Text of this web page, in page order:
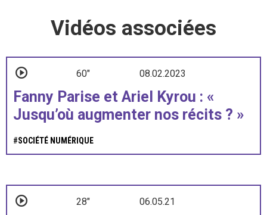
Vidéos associées
60" 08.02.2023
Fanny Parise et Ariel Kyrou : «
Jusqu’où augmenter nos récits ? »
#SOCIÉTÉ NUMÉRIQUE
28" 06.05.21